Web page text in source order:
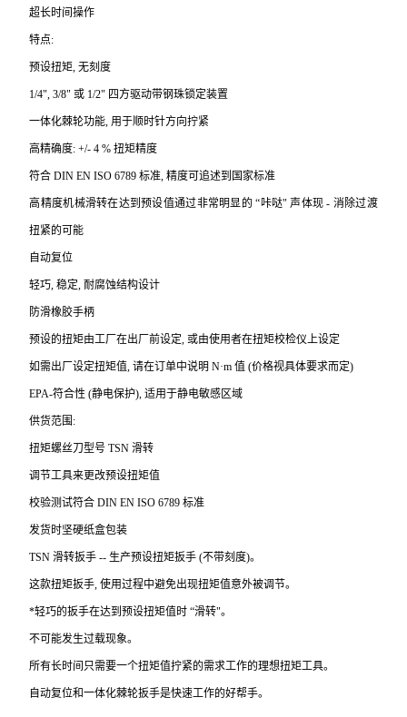
超长时间操作
特点:
预设扭矩, 无刻度
1/4", 3/8" 或 1/2" 四方驱动带钢珠锁定装置
一体化棘轮功能, 用于顺时针方向拧紧
高精确度: +/- 4 % 扭矩精度
符合 DIN EN ISO 6789 标准, 精度可追述到国家标准
高精度机械滑转在达到预设值通过非常明显的 “咔哒" 声体现 - 消除过渡
扭紧的可能
自动复位
轻巧, 稳定, 耐腐蚀结构设计
防滑橡胶手柄
预设的扭矩由工厂在出厂前设定, 或由使用者在扭矩校检仪上设定
如需出厂设定扭矩值, 请在订单中说明 N·m 值 (价格视具体要求而定)
EPA-符合性 (静电保护), 适用于静电敏感区域
供货范围:
扭矩螺丝刀型号 TSN 滑转
调节工具来更改预设扭矩值
校验测试符合 DIN EN ISO 6789 标准
发货时坚硬纸盒包装
TSN滑转扳手 -- 生产预设扭矩扳手 (不带刻度)。
这款扭矩扳手, 使用过程中避免出现扭矩值意外被调节。
*轻巧的扳手在达到预设扭矩值时 “滑转"。
不可能发生过载现象。
所有长时间只需要一个扭矩值拧紧的需求工作的理想扭矩工具。
自动复位和一体化棘轮扳手是快速工作的好帮手。